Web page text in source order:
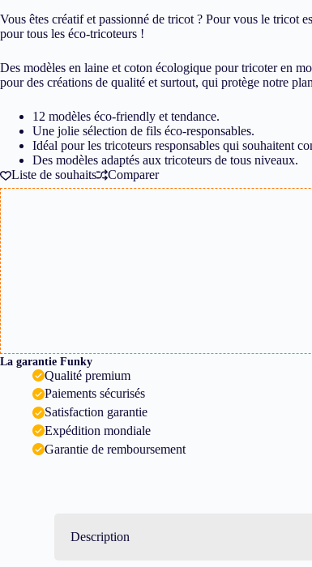
Vous êtes créatif et passionné de tricot ? Pour vous le tricot
pour tous les éco-tricoteurs !
Des modèles en laine et coton écologique pour tricoter en
pour des créations de qualité et surtout, qui protège notre
12 modèles éco-friendly et tendance.
Une jolie sélection de fils éco-responsables.
Idéal pour les tricoteurs responsables qui souhaitent
Des modèles adaptés aux tricoteurs de tous niveaux.
Liste de souhaits
Comparer
La garantie Funky
Qualité premium
Paiements sécurisés
Satisfaction garantie
Expédition mondiale
Garantie de remboursement
Description